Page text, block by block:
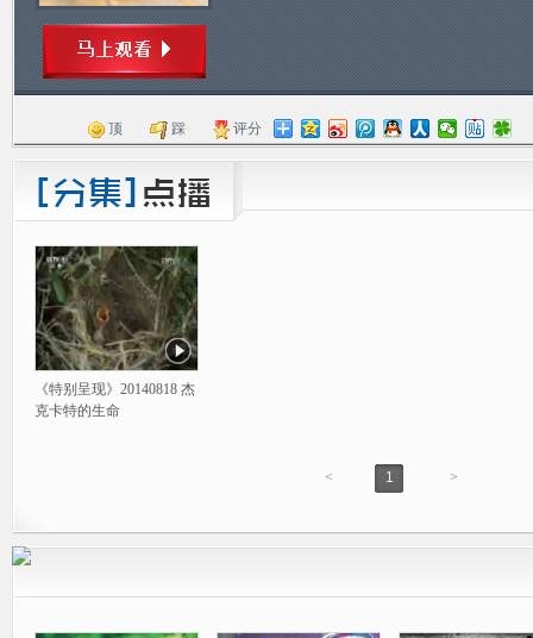
顶 踩 评分
《特别呈现》20140818 杰
克卡特的生命
< 1 >